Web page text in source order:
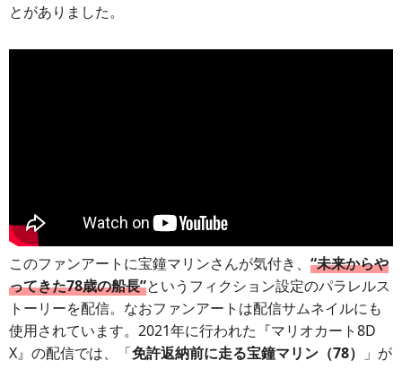
とがありました。
このファンアートに宝鐘マリンさんが気付き、 “未来からや
ってきた78歳の船長”というフィクション設定のパラレルス
トーリーを配信。なおファンアートは配信サムネイルにも
使用されています。2021年に行われた『マリオカート8D
X』の配信では、「免許返納前に走る宝鐘マリン（78）
」が